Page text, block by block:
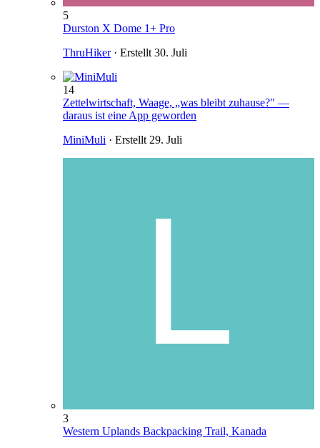
5
Durston X Dome 1+ Pro
ThruHiker· Erstellt 30. Juli
14
Zettelwirtschaft, Waage, „was bleibt zuhause?" —
daraus ist eine App geworden
MiniMuli · Erstellt 29. Juli
3
Western Uplands Backpacking Trail, Kanada